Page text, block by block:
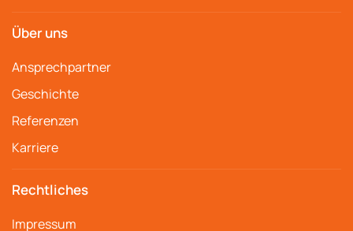
Über uns
Ansprechpartner
Geschichte
Referenzen
Karriere
Rechtliches
Impressum